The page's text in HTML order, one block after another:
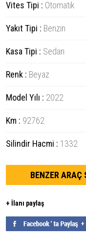
Vites Tipi : Otomatik
Yakıt Tipi : Benzin
Kasa Tipi : Sedan
Renk : Beyaz
Model Yılı : 2022
Km : 92762
Silindir Hacmi : 1332
BENZER ARAÇ
+ İlanı paylaş